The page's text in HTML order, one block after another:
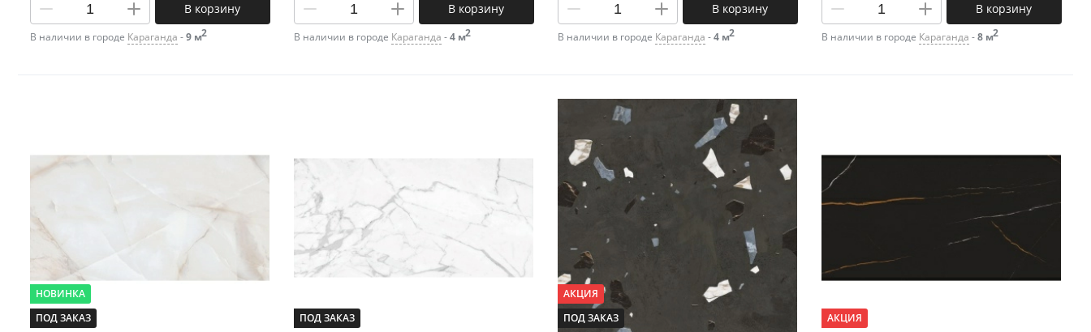
В корзину
В наличии в городе Караганда -9 м2
В корзину
В наличии в городе Караганда -4 м2
В корзину
В наличии в городе Караганда -4 м2
В корзину
В наличии в городе Караганда -8 м2
НОВИНКА
ПОД ЗАКАЗ
ПОД ЗАКАЗ
АКЦИЯ
ПОД ЗАКАЗ
АКЦИЯ